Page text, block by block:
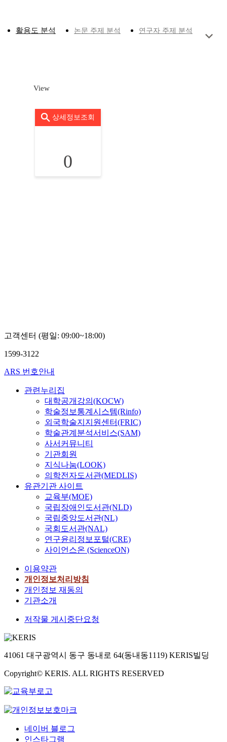
활용도 분석 논문 주제 분석 연구자 주제 분석
View
상세정보조회
0
고객센터 (평일: 09:00~18:00)
1599-3122
ARS 번호안내
관련누리집
대학공개강의(KOCW)
학술정보통계시스템(Rinfo)
외국학술지지원센터(FRIC)
학술관계분석서비스(SAM)
사서커뮤니티
기관회원
지식나눔(LOOK)
의학전자도서관(MEDLIS)
유관기관 사이트
교육부(MOE)
국립장애인도서관(NLD)
국립중앙도서관(NL)
국회도서관(NAL)
연구윤리정보포털(CRE)
사이언스온 (ScienceON)
이용약관
개인정보처리방침
개인정보 재동의
기관소개
저작물 게시중단요청
41061 대구광역시 동구 동내로 64(동내동1119) KERIS빌딩
Copyright© KERIS. ALL RIGHTS RESERVED
네이버 블로그
인스타그램